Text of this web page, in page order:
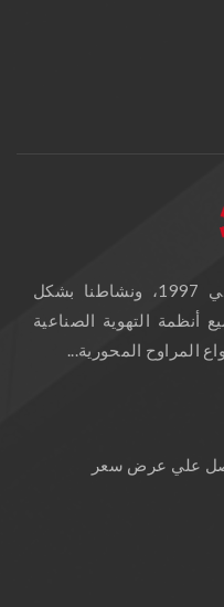
تأسست شركة (العالمية جروب) في 1997، ونشاطنا بشكل
أنظمة التهوية الصناعية
المراوح المحورية...
علي عرض سعر